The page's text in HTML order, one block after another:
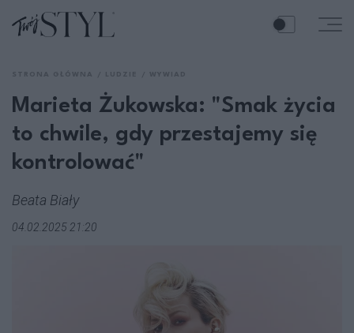
Marieta Żukowska: "Smak życia
to chwile, gdy przestajemy się
kontrolować"
Beata Biały
04.02.2025 21:20